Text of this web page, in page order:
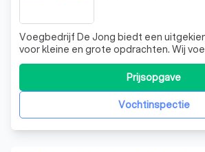
Voegbedrijf De Jong biedt een
voor kleine en grote opdrachten. Wij
werkzaamheden uit voor bv. een
of één woning, maar ook voor
middelgrote woningbouw of
wij doen, willen wij een kwaliteitsprod
Vochtinspectie
Prijsopgave